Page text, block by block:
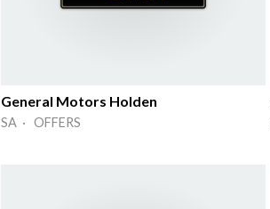
General Motors Holden
SA · OFFERS